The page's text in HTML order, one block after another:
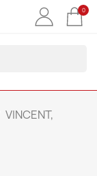
0
VINCENT,